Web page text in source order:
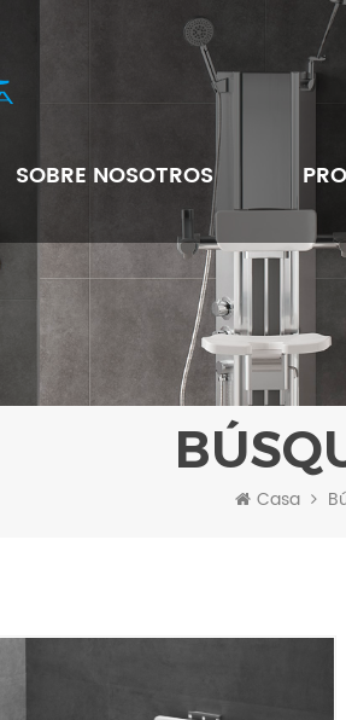
SOBRE NOSOTROS
Casa